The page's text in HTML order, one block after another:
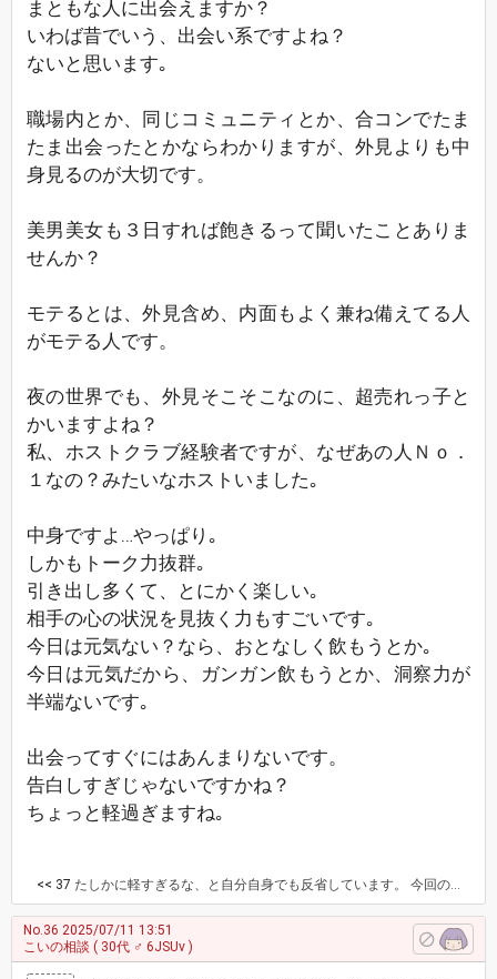
まともな人に出会えますか？
いわば昔でいう、出会い系ですよね？
ないと思います｡
職場内とか、同じコミュニティとか、合コンでたま
たま出会ったとかならわかりますが、外見よりも中
身見るのが大切です。
美男美女も３日すれば飽きるって聞いたことありま
せんか？
モテるとは、外見含め、内面もよく兼ね備えてる人
がモテる人です。
夜の世界でも、外見そこそこなのに、超売れっ子と
かいますよね？
私、ホストクラブ経験者ですが、なぜあの人Ｎｏ．
１なの？みたいなホストいました｡
中身ですよ…やっぱり｡
しかもトーク力抜群｡
引き出し多くて、とにかく楽しい｡
相手の心の状況を見抜く力もすごいです｡
今日は元気ない？なら、おとなしく飲もうとか｡
今日は元気だから、ガンガン飲もうとか、洞察力が
半端ないです｡
出会ってすぐにはあんまりないです。
告白しすぎじゃないですかね？
ちょっと軽過ぎますね｡
<< 37 たしかに軽すぎるな、と自分自身でも反省しています。 今回の質問文の内容だと一応見た目はクリアしてたら良い方に入るのでしょうか？
No.36 2025/07/11 13:51
こいの相談 ( 30代 ♂ 6JSUv )